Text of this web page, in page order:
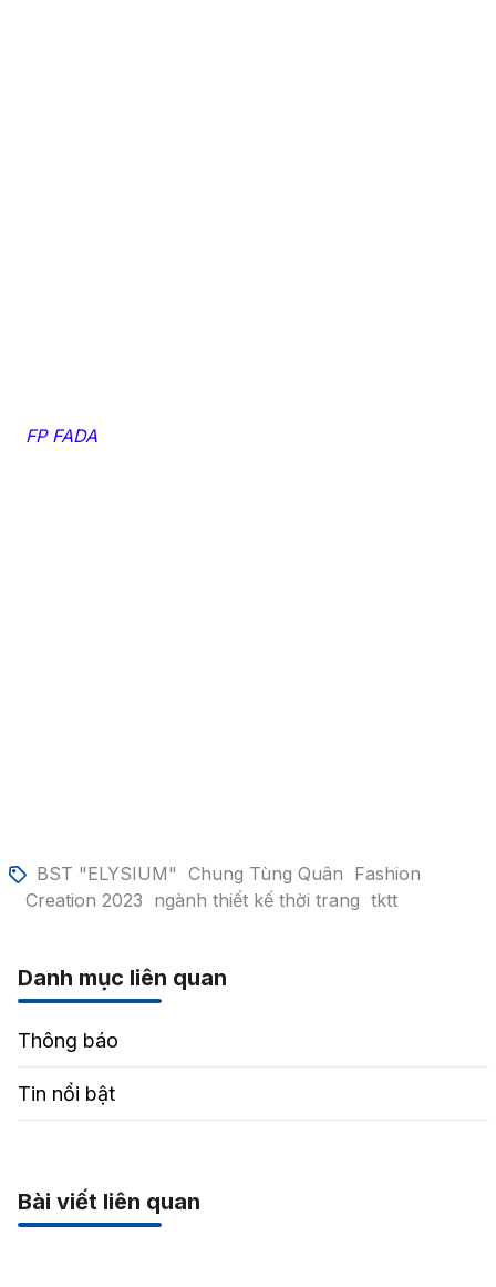
FP FADA
BST "ELYSIUM" Chung Tùng Quân Fashion
Creation 2023 ngành thiết kế thời trang tktt
Danh mục liên quan
Thông báo
Tin nổi bật
Bài viết liên quan